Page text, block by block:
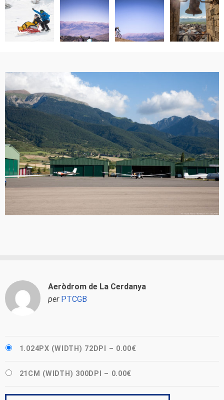
Aeròdrom de La Cerdanya
per PTCGB
1.024PX (WIDTH) 72DPI – 0.00€
21CM (WIDTH) 300DPI – 0.00€